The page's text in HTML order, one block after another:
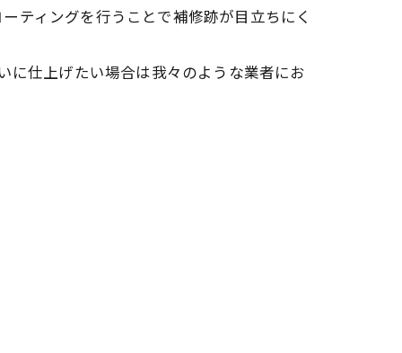
ティングを行うことで補修跡が目立ちにく
に仕上げたい場合は我々のような業者にお